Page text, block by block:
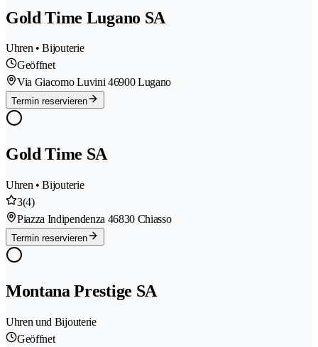
Gold Time Lugano SA
Uhren • Bijouterie
Geöffnet
Via Giacomo Luvini 46900 Lugano
Termin reservieren
Gold Time SA
Uhren • Bijouterie
3(4)
Piazza Indipendenza 46830 Chiasso
Termin reservieren
Montana Prestige SA
Uhren und Bijouterie
Geöffnet